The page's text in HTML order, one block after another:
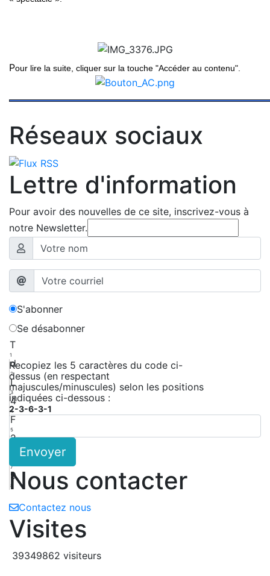
Pour lire la suite, cliquer sur la touche "Accéder au contenu".
Réseaux sociaux
Lettre d'information
Pour avoir des nouvelles de ce site, inscrivez-vous à
notre Newsletter.
S'abonner
Se désabonner
T
1
d
2
L
3
4
4
F
5
2
7
9
8
Recopiez les 5 caractères du code ci-
dessus (en respectant
majuscules/minuscules) selon les positions
indiquées ci-dessous :
2-3-6-3-1
Envoyer
Nous contacter
Contactez nous
Visites
39349862 visiteurs